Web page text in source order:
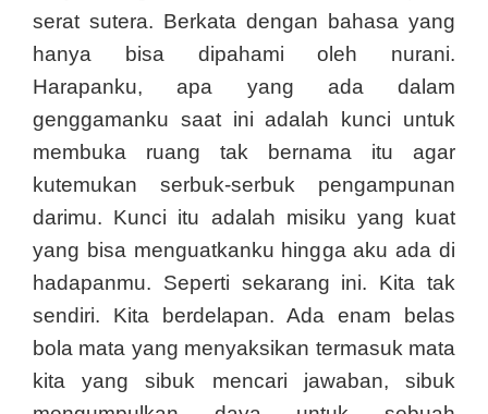
serat sutera. Berkata dengan bahasa yang
hanya bisa dipahami oleh nurani.
Harapanku, apa yang ada dalam
genggamanku saat ini adalah kunci untuk
membuka ruang tak bernama itu agar
kutemukan serbuk-serbuk pengampunan
darimu. Kunci itu adalah misiku yang kuat
yang bisa menguatkanku hingga aku ada di
hadapanmu. Seperti sekarang ini. Kita tak
sendiri. Kita berdelapan. Ada enam belas
bola mata yang menyaksikan termasuk mata
kita yang sibuk mencari jawaban, sibuk